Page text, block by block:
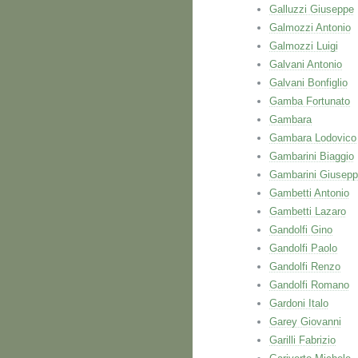
Galluzzi Giuseppe
Galmozzi Antonio
Galmozzi Luigi
Galvani Antonio
Galvani Bonfiglio
Gamba Fortunato
Gambara
Gambara Lodovico
Gambarini Biaggio
Gambarini
Gambetti Antonio
Gambetti Lazaro
Gandolfi Gino
Gandolfi Paolo
Gandolfi Renzo
Gandolfi Romano
Gardoni Italo
Garey Giovanni
Garilli Fabrizio